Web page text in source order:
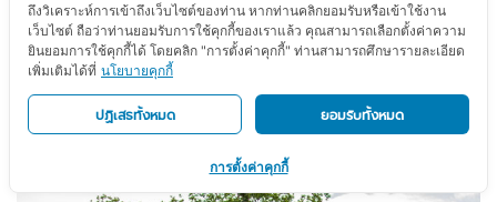
ถึงวิเคราะห์การเข้าถึงเว็บไซต์ของท่าน หากท่านคลิกยอมรับหรือเข้าใช้งาน
เว็บไซต์ ถือว่าท่านยอมรับการใช้คุกกี้ของเราแล้ว คุณสามารถเลือกตั้งค่าความ
ยินยอมการใช้คุกกี้ได้ โดยคลิก "การตั้งค่าคุกกี้" ท่านสามารถศึกษารายละเอียด
เพิ่มเติมได้ที่ นโยบายคุกกี้
ปฏิเสธทั้งหมด ยอมรับทั้งหมด
การตั้งค่าคุกกี้